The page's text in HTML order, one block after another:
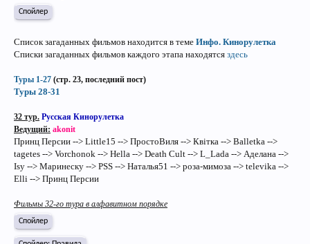
Спойлер
Список загаданных фильмов находится в теме Инфо. Кинорулетка
Списки загаданных фильмов каждого этапа находятся здесь
Туры 1-27 (стр. 23, последний пост)
Туры 28-31
32 тур. Русская Кинорулетка
Ведущий: akonit
Принц Персии --> Little15 --> ПростоВиля --> Квiтка --> Balletka -->
tagetes --> Vorchonok --> Hella --> Death Cult --> L_Lada --> Аделана -->
Isy --> Маринеску --> PSS --> Наталья51 --> роза-мимоза --> televika -->
Elli --> Принц Персии
Фильмы 32-го тура в алфавитном порядке
Спойлер